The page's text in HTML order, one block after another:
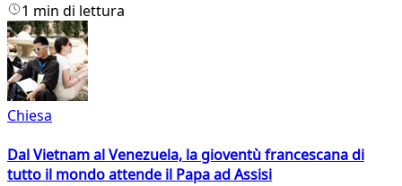
1 min di lettura
Chiesa
Dal Vietnam al Venezuela, la gioventù francescana di
tutto il mondo attende il Papa ad Assisi